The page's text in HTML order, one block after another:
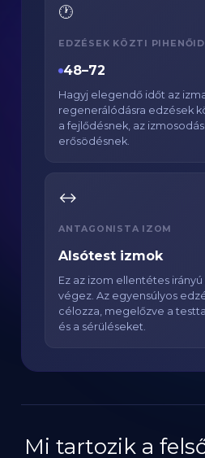
🕐
EDZÉSEK KÖZTI
48–72
Hagyj elegendő időt az
regenerálódásra edzések
a fejlődésnek, az
erősödésnek.
↔️
ANTAGONISTA IZOM
Alsótest izmok
Ez az izom ellentétes
végez. Az egyensúlyos
célozza, megelőzve a
és a sérüléseket.
Mi tartozik a